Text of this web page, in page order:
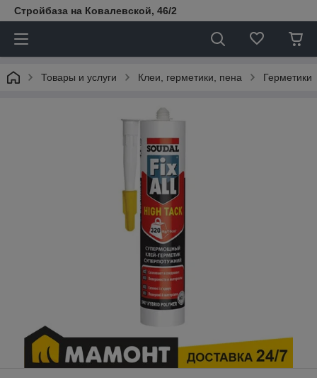
Стройбаза на Ковалевской, 46/2
Товары и услуги Клеи, герметики, пена Герметики